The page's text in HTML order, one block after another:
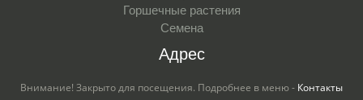
Горшечные растения
Семена
Адрес
Внимание! Закрыто для посещения. Подробнее в меню - Контакты